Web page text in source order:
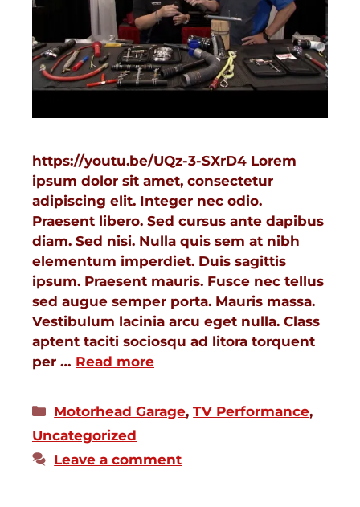
https://youtu.be/UQz-3-SXrD4 Lorem
ipsum dolor sit amet, consectetur
adipiscing elit. Integer nec odio.
Praesent libero. Sed cursus ante dapibus
diam. Sed nisi. Nulla quis sem at nibh
elementum imperdiet. Duis sagittis
ipsum. Praesent mauris. Fusce nec tellus
sed augue semper porta. Mauris massa.
Vestibulum lacinia arcu eget nulla. Class
aptent taciti sociosqu ad litora torquent
per … Read more
Motorhead Garage,TV Performance,
Uncategorized
Leave a comment